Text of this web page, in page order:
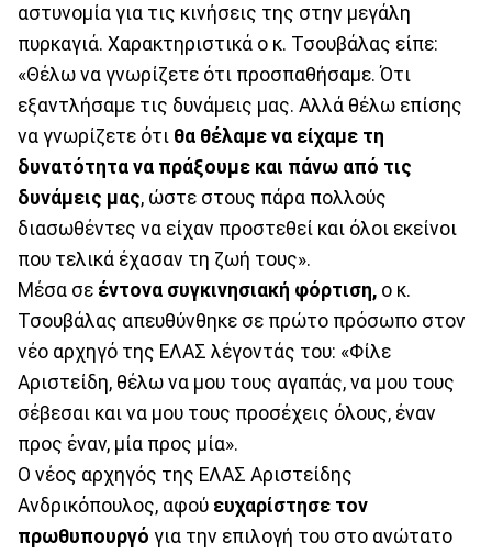
αστυνομία για τις κινήσεις της στην μεγάλη
πυρκαγιά. Χαρακτηριστικά ο κ. Τσουβάλας είπε:
«Θέλω να γνωρίζετε ότι προσπαθήσαμε. Ότι
εξαντλήσαμε τις δυνάμεις μας. Αλλά θέλω επίσης
να γνωρίζετε ότι θα θέλαμε να είχαμε τη
δυνατότητα να πράξουμε και πάνω από τις
δυνάμεις μας, ώστε στους πάρα πολλούς
διασωθέντες να είχαν προστεθεί και όλοι εκείνοι
που τελικά έχασαν τη ζωή τους».
Μέσα σε έντονα συγκινησιακή φόρτιση, ο κ.
Τσουβάλας απευθύνθηκε σε πρώτο πρόσωπο στον
νέο αρχηγό της ΕΛΑΣ λέγοντάς του: «Φίλε
Αριστείδη, θέλω να μου τους αγαπάς, να μου τους
σέβεσαι και να μου τους προσέχεις όλους, έναν
προς έναν, μία προς μία».
Ο νέος αρχηγός της ΕΛΑΣ Αριστείδης
Ανδρικόπουλος, αφού ευχαρίστησε τον
πρωθυπουργό για την επιλογή του στο ανώτατο